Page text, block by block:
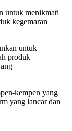
untuk menikmati
kegemaran
untuk
produk
kempen yang
yang lancar dan